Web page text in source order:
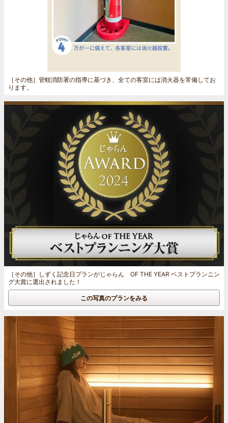
［その他］ 管轄消防署の指導に基づき、全ての客室には消火器を常備してお
ります。
［その他］
しずく記念日プランがじゃらん OF THE YEAR ベストプランニン
グ大賞に選出されました！
この写真のプランをみる